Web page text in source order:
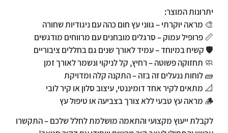
יתרונות המוצר:
🎨 מראה יוקרתי – גווני עץ חום כהה עם ניגודיות שחורה
📏 פרופיל עמוק – סרגלים מובחנים עם מרווחים מודגשים
🛡️ קשיח במיוחד – עמיד לאורך שנים גם בחללים ציבוריים
🧼 תחזוקה פשוטה – רחיץ, קל לניקוי ונשמר לאורך זמן
🧱 לוחות ננעלים זה בזה – התקנה קלה ומדויקת
📐 מתאים לקיר אחד דומיננטי, עיצוב סלון או קיר לובי
🪵 מראה עץ טבעי ללא צורך בצביעה או טיפול עץ
לקבלת ייעוץ מקצועי והתאמה מושלמת לחלל שלכם – התקשרו